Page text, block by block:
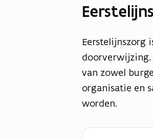
Eerstelijnszorg
van zowel
organisatie en
worden.